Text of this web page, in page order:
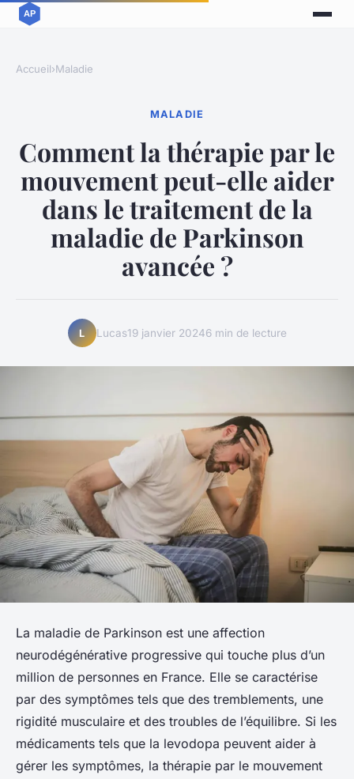
Accueil›Maladie
MALADIE
Comment la thérapie par le
mouvement peut-elle aider
dans le traitement de la
maladie de Parkinson
avancée ?
L Lucas19 janvier 20246 min de lecture
La maladie de Parkinson est une affection
neurodégénérative progressive qui touche plus d’un
million de personnes en France. Elle se caractérise
par des symptômes tels que des tremblements, une
rigidité musculaire et des troubles de l’équilibre. Si les
médicaments tels que la levodopa peuvent aider à
gérer les symptômes, la thérapie par le mouvement